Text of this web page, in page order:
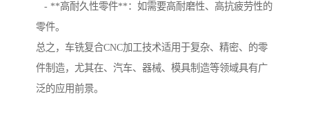
- **高耐久性零件**：如需要高耐磨性、高抗疲劳性的
零件。
总之，车铣复合CNC加工技术适用于复杂、精密、的零
件制造，尤其在、汽车、器械、模具制造等领域具有广
泛的应用前景。